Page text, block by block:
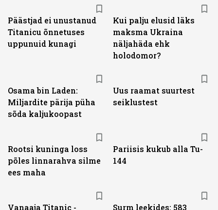
Päästjad ei unustanud
Titanicu õnnetuses
uppunuid kunagi
Kui palju elusid läks
maksma Ukraina
näljahäda ehk
holodomor?
Osama bin Laden:
Miljardite pärija püha
sõda kaljukoopast
Uus raamat suurtest
seiklustest
Rootsi kuninga loss
põles linnarahva silme
ees maha
Pariisis kukub alla Tu-
144
Vanaaja Titanic -
Surm leekides: 583